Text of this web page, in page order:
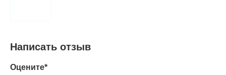
Написать отзыв
Оцените*